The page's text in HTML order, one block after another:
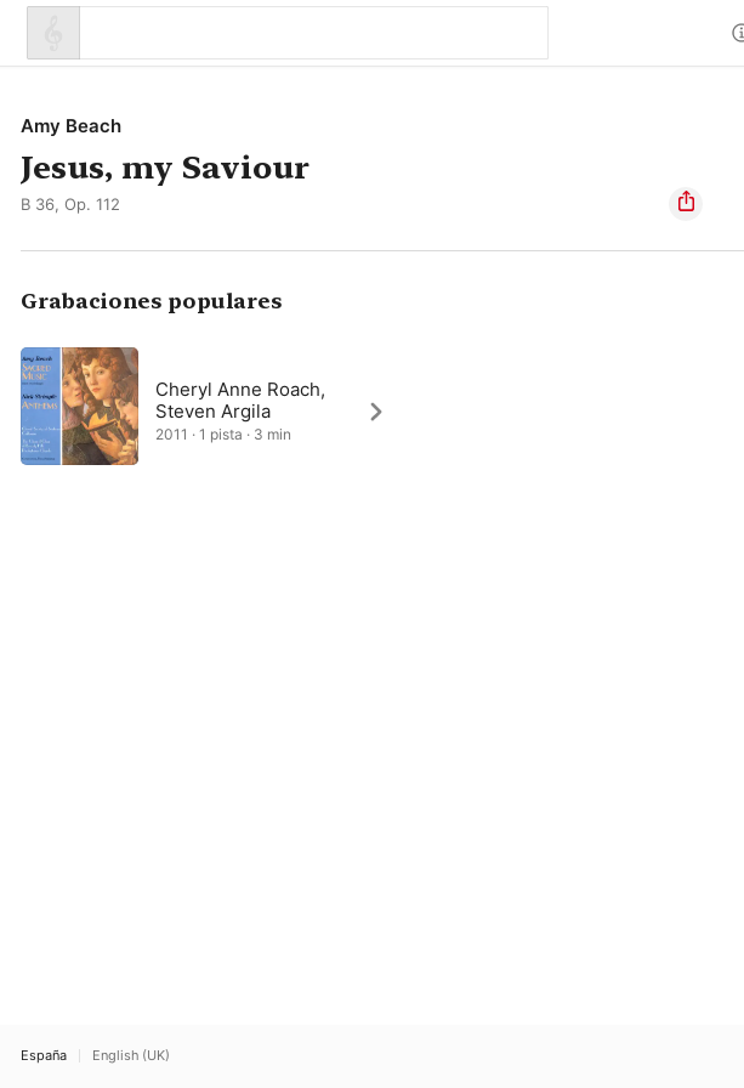
Amy Beach
Jesus, my Saviour
B 36, Op. 112
Grabaciones populares
Cheryl Anne Roach,
Steven Argila
2011 · 1 pista · 3 min
España English (UK)